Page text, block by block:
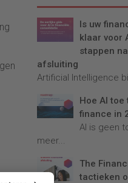
Is uw
klaar voor
stappen
afsluiting
Artificial Intelligence
Hoe AI toe
finance in
AI is geen
meer...
The
tactieken